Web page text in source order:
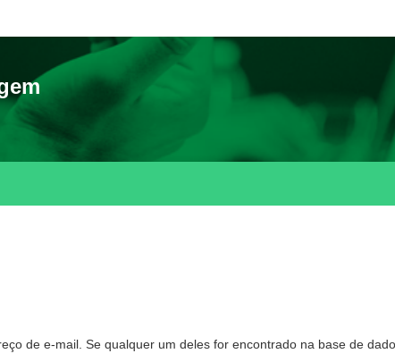
de e-mail. Se qualquer um deles for encontrado na base de